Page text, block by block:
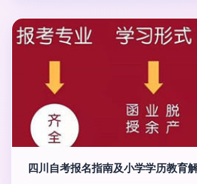
四川自考报名指南及小学学历教育